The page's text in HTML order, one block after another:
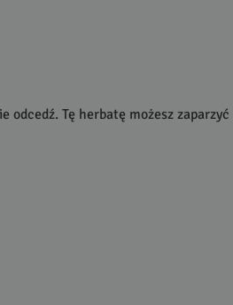
odcedź. Tę herbatę możesz zaparzyć